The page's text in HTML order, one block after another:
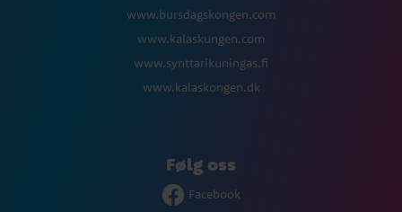
www.bursdagskongen.com
www.kalaskungen.com
www.synttarikuningas.fi
www.kalaskongen.dk
Følg oss
Facebook